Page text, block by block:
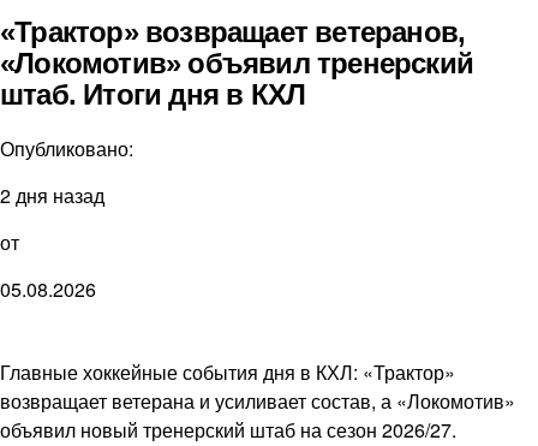
«Трактор» возвращает ветеранов,
«Локомотив» объявил тренерский
штаб. Итоги дня в КХЛ
Опубликовано:
2 дня назад
от
05.08.2026
Главные хоккейные события дня в КХЛ: «Трактор»
возвращает ветерана и усиливает состав, а «Локомотив»
объявил новый тренерский штаб на сезон 2026/27.